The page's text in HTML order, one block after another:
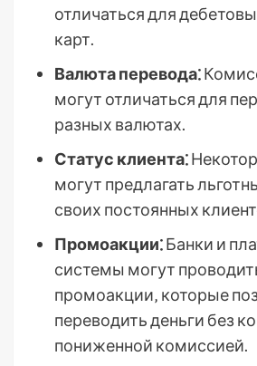
отличаться для
карт.
Валюта перевода⁚
могут отличаться для
разных валютах.
Статус клиента⁚
могут предлагать
своих постоянных
Промоакции⁚Банки и
системы могут
промоакции‚ которые
переводить деньги без
пониженной комиссией.